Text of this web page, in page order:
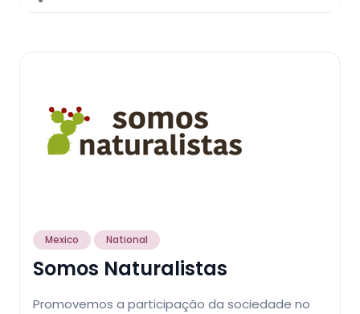
Mexico National
Somos Naturalistas
Promovemos a participação da sociedade no